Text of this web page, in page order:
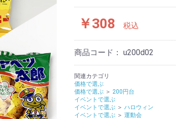
￥308 税込
商品コード： u200d02
関連カテゴリ
価格で選ぶ
価格で選ぶ ＞ 200円台
イベントで選ぶ
イベントで選ぶ ＞ ハロウィン
イベントで選ぶ ＞ 運動会